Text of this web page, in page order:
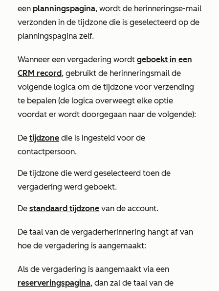
een planningspagina, wordt de herinneringse-mail
verzonden in de tijdzone die is geselecteerd op de
planningspagina zelf.
Wanneer een vergadering wordt geboekt in een
CRM record, gebruikt de herinneringsmail de
volgende logica om de tijdzone voor verzending
te bepalen (de logica overweegt elke optie
voordat er wordt doorgegaan naar de volgende):
De tijdzone die is ingesteld voor de
contactpersoon.
De tijdzone die werd geselecteerd toen de
vergadering werd geboekt.
De standaard tijdzone van de account.
De taal van de vergaderherinnering hangt af van
hoe de vergadering is aangemaakt:
Als de vergadering is aangemaakt via een
reserveringspagina, dan zal de taal van de